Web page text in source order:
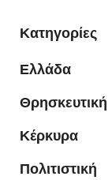
Κατηγορίες
Ελλάδα
Θρησκευτική
Κέρκυρα
Πολιτιστική